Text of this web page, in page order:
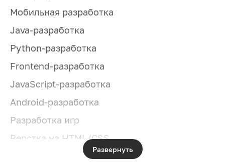
Мобильная разработка
Java-разработка
Python-разработка
Frontend-разработка
JavaScript-разработка
Android-разработка
Разработка игр
Верстка на HTML/CSS
Системное администрирование
Развернуть